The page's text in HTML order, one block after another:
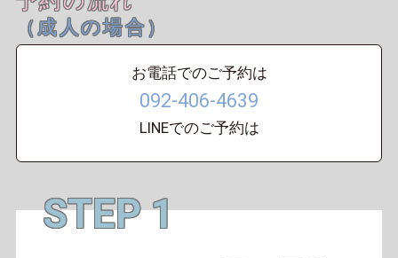
（成人の場合）
お電話でのご予約は
092-406-4639
LINEでのご予約は
STEP 1